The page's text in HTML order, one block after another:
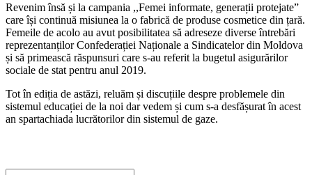
Revenim însă și la campania ,,Femei informate, generații protejate”
care își continuă misiunea la o fabrică de produse cosmetice din țară.
Femeile de acolo au avut posibilitatea să adreseze diverse întrebări
reprezentanților Confederației Naționale a Sindicatelor din Moldova
și să primească răspunsuri care s-au referit la bugetul asigurărilor
sociale de stat pentru anul 2019.
Tot în ediția de astăzi, reluăm și discuțiile despre problemele din
sistemul educației de la noi dar vedem și cum s-a desfășurat în acest
an spartachiada lucrătorilor din sistemul de gaze.